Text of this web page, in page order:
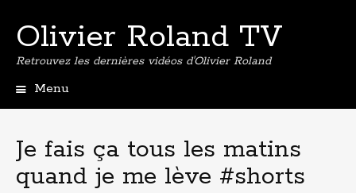
Olivier Roland TV
Retrouvez les dernières vidéos d'Olivier Roland
Menu
principal
Je fais ça tous les matins
quand je me lève #shorts